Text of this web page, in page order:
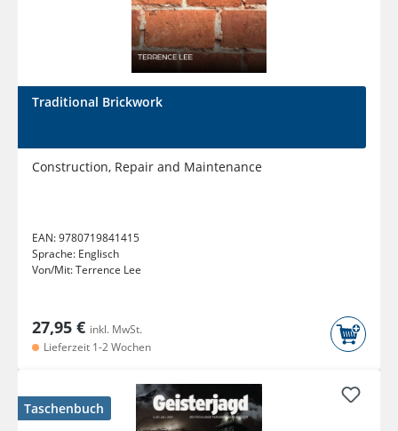
Traditional Brickwork
Construction, Repair and Maintenance
EAN:9780719841415
Sprache: Englisch
Von/Mit:Terrence Lee
27,95 € inkl. MwSt.
Lieferzeit 1-2 Wochen
Taschenbuch